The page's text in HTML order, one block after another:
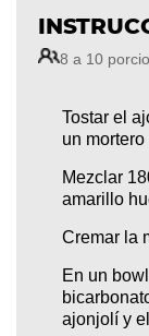
8 a 10
Tostar el
un
Mezclar
amarillo
Cremar la
En un
ajonjolí y